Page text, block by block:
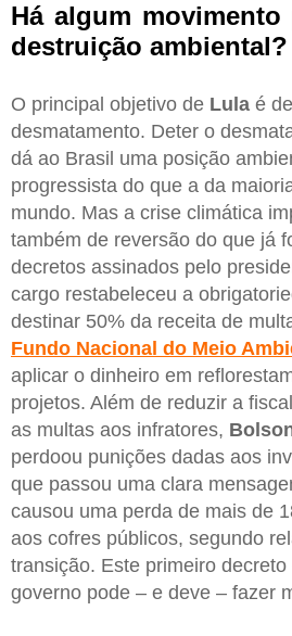
Há algum movimento
destruição ambiental?
O principal objetivo de Lula é
desmatamento. Deter o
dá ao Brasil uma posição
progressista do que a da
mundo. Mas a crise climática
também de reversão do que já
decretos assinados pelo
cargo restabeleceu a
destinar 50% da receita de
Fundo Nacional do Meio
aplicar o dinheiro em
projetos. Além de reduzir a
as multas aos infratores,
perdoou punições dadas aos
que passou uma clara
causou uma perda de mais de
aos cofres públicos, segundo
transição. Este primeiro
governo pode – e deve – fazer